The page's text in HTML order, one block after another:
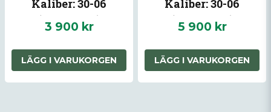
Kaliber: 30-06
(Begagnad)
3 900 kr
LÄGG I VARUKORGEN
Kaliber: 30-06
(Begagnad)
5 900 kr
LÄGG I VARUKORGEN